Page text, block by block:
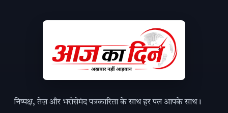
निष्पक्ष, तेज़ और भरोसेमंद पत्रकारिता के साथ हर पल आपके साथ।